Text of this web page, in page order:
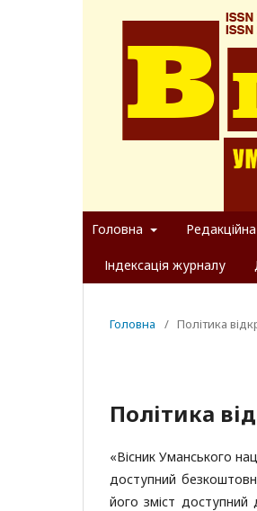
Головна Редакційна
Індексація журналу
Головна / Політика
Політика
«Вісник Уманського
доступний
його зміст доступний